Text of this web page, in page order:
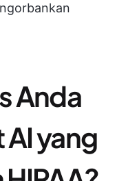
Anda
AI yang